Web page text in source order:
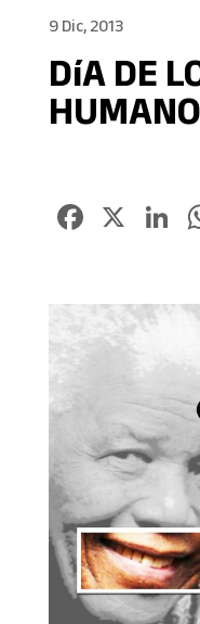
9 Dic, 2013
DíA DE
X